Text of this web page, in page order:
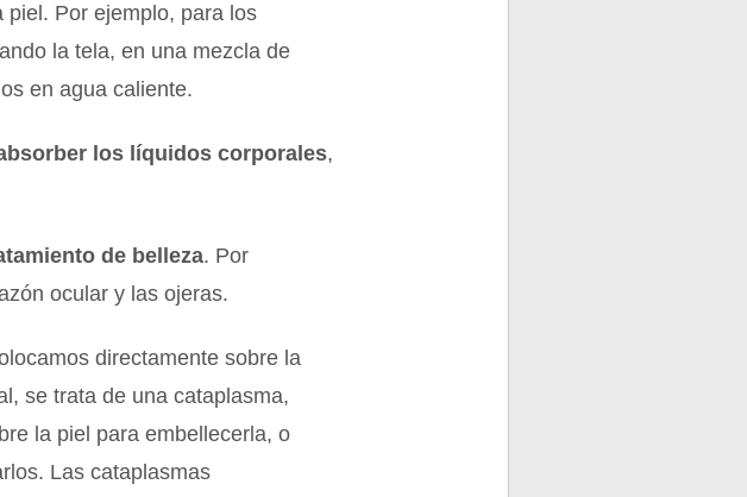
piel. Por ejemplo, para los
la tela, en una mezcla de
en agua caliente.
los líquidos corporales,
de belleza. Por
ocular y las ojeras.
directamente sobre la
se trata de una cataplasma,
la piel para embellecerla, o
Las cataplasmas